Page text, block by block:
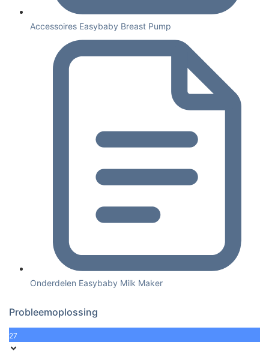
Accessoires Easybaby Breast Pump
Onderdelen Easybaby Milk Maker
Probleemoplossing
27